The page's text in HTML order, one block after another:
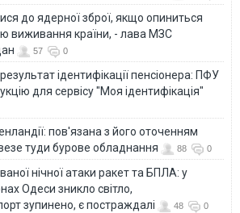
до ядерної зброї, якщо опиниться
виживання країни, - лава МЗС
57 0
ідентифікації пенсіонера: ПФУ
для сервісу "Моя ідентифікація"
пов'язана з його оточенням
туди бурове обладнання
88 0
нічної атаки ракет та БПЛА: у
Одеси зникло світло,
зупинено, є постраждалі
48 0